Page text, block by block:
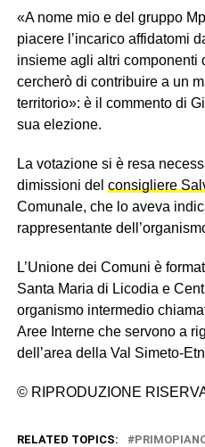
«A nome mio e del gruppo
piacere l’incarico affidatomi
insieme agli altri componenti
cercherò di contribuire a un
territorio»: è il commento di
sua elezione.
La votazione si è resa
dimissioni del consigliere
Comunale, che lo aveva
rappresentante
L’Unione dei Comuni è
Santa Maria di Licodia e
organismo intermedio
Aree Interne che servono a
dell’area della Val Simeto-
© RIPRODUZIONE
RELATED TOPICS: